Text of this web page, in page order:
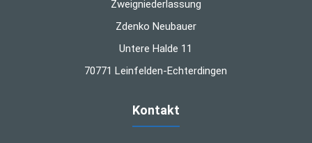
Zweigniederlassung
Zdenko Neubauer
Untere Halde 11
70771 Leinfelden-Echterdingen
Kontakt